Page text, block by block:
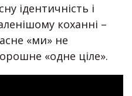
ідентичність і
коханні –
«ми» не
«одне ціле».